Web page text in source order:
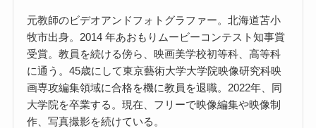
元教師のビデオアンドフォトグラファー。北海道苫⼩
牧市出⾝。2014 年あおもりムービーコンテスト知事賞
受賞。教員を続ける傍ら、映画美学校初等科、⾼等科
に通う。45歳にして東京藝術⼤学⼤学院映像研究科映
画専攻編集領域に合格を機に教員を退職。2022年、同
⼤学院を卒業する。現在、フリーで映像編集や映像制
作、写真撮影を続けている。